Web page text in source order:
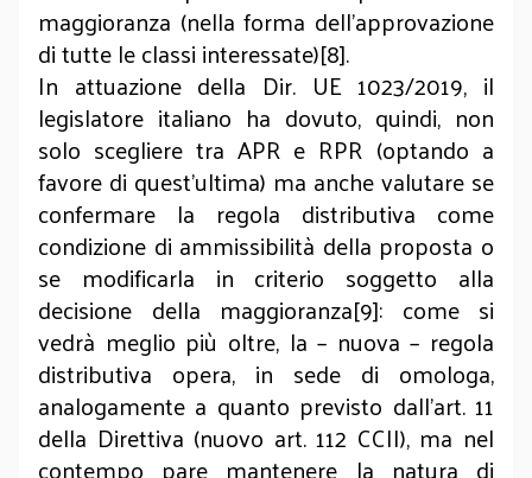
maggioranza (nella forma dell'approvazione
di tutte le classi interessate)[8].
In attuazione della Dir. UE 1023/2019, il
legislatore italiano ha dovuto, quindi, non
solo scegliere tra APR e RPR (optando a
favore di quest’ultima) ma anche valutare se
confermare la regola distributiva come
condizione di ammissibilità della proposta o
se modificarla in criterio soggetto alla
decisione della maggioranza[9]: come si
vedrà meglio più oltre, la – nuova – regola
distributiva opera, in sede di omologa,
analogamente a quanto previsto dall’art. 11
della Direttiva (nuovo art. 112 CCII), ma nel